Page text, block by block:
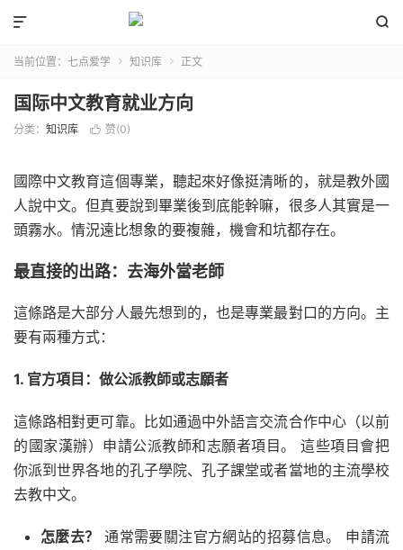


当前位置： 七点爱学  知识库  正文
国际中文教育就业方向
分类： 知识库  赞(0)
國際中文教育這個專業，聽起來好像挺清晰的，就是教外國
人說中文。但真要說到畢業後到底能幹嘛，很多人其實是一
頭霧水。情況遠比想象的要複雜，機會和坑都存在。
最直接的出路：去海外當老師
這條路是大部分人最先想到的，也是專業最對口的方向。主
要有兩種方式：
1. 官方項目：做公派教師或志願者
這條路相對更可靠。比如通過中外語言交流合作中心（以前
的國家漢辦）申請公派教師和志願者項目。 這些項目會把
你派到世界各地的孔子學院、孔子課堂或者當地的主流學校
去教中文。
怎麼去？
通常需要關注官方網站的招募信息。 申請流